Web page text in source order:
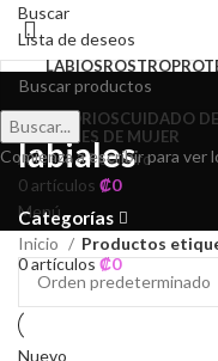
Buscar
Lista de deseos
LABIOSROSTRO
ACCESORIOSCUIDADO
PERFUMES DE MUJER
Acceso / Registro
0artículos ₡0
Menú
0artículos₡0
labiales
Categorías
Inicio Productos
Nuevo
Buscar...
Comienza a escribir para